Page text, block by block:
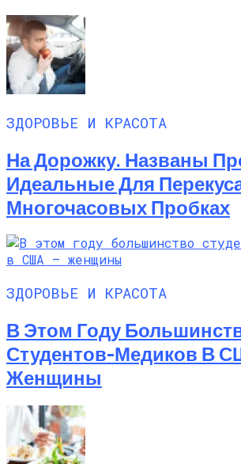
ЗДОРОВЬЕ И КРАСОТА
На Дорожку. Названы
Идеальные Для
Многочасовых Пробках
ЗДОРОВЬЕ И КРАСОТА
В Этом Году
Студентов-Медиков В
Женщины